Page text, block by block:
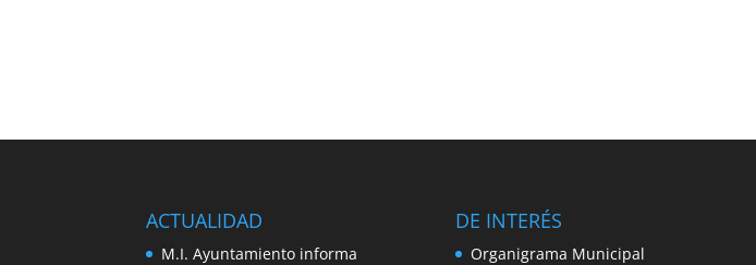
ACTUALIDAD
M.I. Ayuntamiento informa
DE INTERÉS
Organigrama Municipal